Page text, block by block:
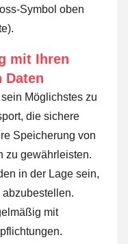
Symbol oben
mit Ihren
Daten
Möglichstes zu
die sichere
Speicherung von
zu gewährleisten.
in der Lage sein,
mit